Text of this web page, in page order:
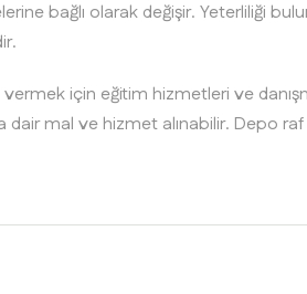
bağlı olarak değişir. Yeterliliği
için eğitim hizmetleri ve
dair mal ve hizmet alınabilir. Depo